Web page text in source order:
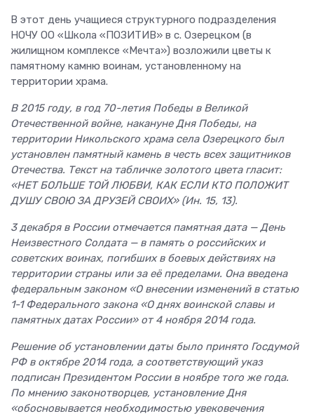
В этот день учащиеся структурного подразделения
НОЧУ ОО «Школа «ПОЗИТИВ» в с. Озерецком (в
жилищном комплексе «Мечта») возложили цветы к
памятному камню воинам, установленному на
территории храма.
В 2015 году, в год 70-летия Победы в Великой
Отечественной войне, накануне Дня Победы, на
территории Никольского храма села Озерецкого был
установлен памятный камень в честь всех защитников
Отечества. Текст на табличке золотого цвета гласит:
«НЕТ БОЛЬШЕ ТОЙ ЛЮБВИ, КАК ЕСЛИ КТО ПОЛОЖИТ
ДУШУ СВОЮ ЗА ДРУЗЕЙ СВОИХ» (Ин. 15, 13).
3 декабря в России отмечается памятная дата — День
Неизвестного Солдата — в память о российских и
советских воинах, погибших в боевых действиях на
территории страны или за её пределами. Она введена
федеральным законом «О внесении изменений в статью
1-1 Федерального закона «О днях воинской славы и
памятных датах России» от 4 ноября 2014 года.
Решение об установлении даты было принято Госдумой
РФ в октябре 2014 года, а соответствующий указ
подписан Президентом России в ноябре того же года.
По мнению законотворцев, установление Дня
«обосновывается необходимостью увековечения